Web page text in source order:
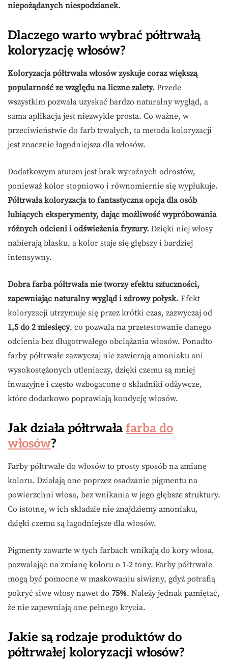
niepożądanych niespodzianek.
Dlaczego warto wybrać półtrwałą
koloryzację włosów?
Koloryzacja półtrwała włosów zyskuje coraz większą
popularność ze względu na liczne zalety. Przede
wszystkim pozwala uzyskać bardzo naturalny wygląd, a
sama aplikacja jest niezwykle prosta. Co ważne, w
przeciwieństwie do farb trwałych, ta metoda koloryzacji
jest znacznie łagodniejsza dla włosów.
Dodatkowym atutem jest brak wyraźnych odrostów,
ponieważ kolor stopniowo i równomiernie się wypłukuje.
Półtrwała koloryzacja to fantastyczna opcja dla osób
lubiących eksperymenty, dając możliwość wypróbowania
różnych odcieni i odświeżenia fryzury. Dzięki niej włosy
nabierają blasku, a kolor staje się głębszy i bardziej
intensywny.
Dobra farba półtrwała nie tworzy efektu sztuczności,
zapewniając naturalny wygląd i zdrowy połysk. Efekt
koloryzacji utrzymuje się przez krótki czas, zazwyczaj od
1,5 do 2 miesięcy, co pozwala na przetestowanie danego
odcienia bez długotrwałego obciążania włosów. Ponadto
farby półtrwałe zazwyczaj nie zawierają amoniaku ani
wysokostężonych utleniaczy, dzięki czemu są mniej
inwazyjne i często wzbogacone o składniki odżywcze,
które dodatkowo poprawiają kondycję włosów.
Jak działa półtrwała farba do
włosów?
Farby półtrwałe do włosów to prosty sposób na zmianę
koloru. Działają one poprzez osadzanie pigmentu na
powierzchni włosa, bez wnikania w jego głębsze struktury.
Co istotne, w ich składzie nie znajdziemy amoniaku,
dzięki czemu są łagodniejsze dla włosów.
Pigmenty zawarte w tych farbach wnikają do kory włosa,
pozwalając na zmianę koloru o 1-2 tony. Farby półtrwałe
mogą być pomocne w maskowaniu siwizny, gdyż potrafią
pokryć siwe włosy nawet do 75%. Należy jednak pamiętać,
że nie zapewniają one pełnego krycia.
Jakie są rodzaje produktów do
półtrwałej koloryzacji włosów?